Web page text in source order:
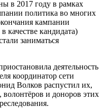
в 2017 году в рамках
политика во многих
кампании
качестве кандидата)
заниматься
деятельность
координатор сети
Волков распустил их,
волонтёров и доноров этих